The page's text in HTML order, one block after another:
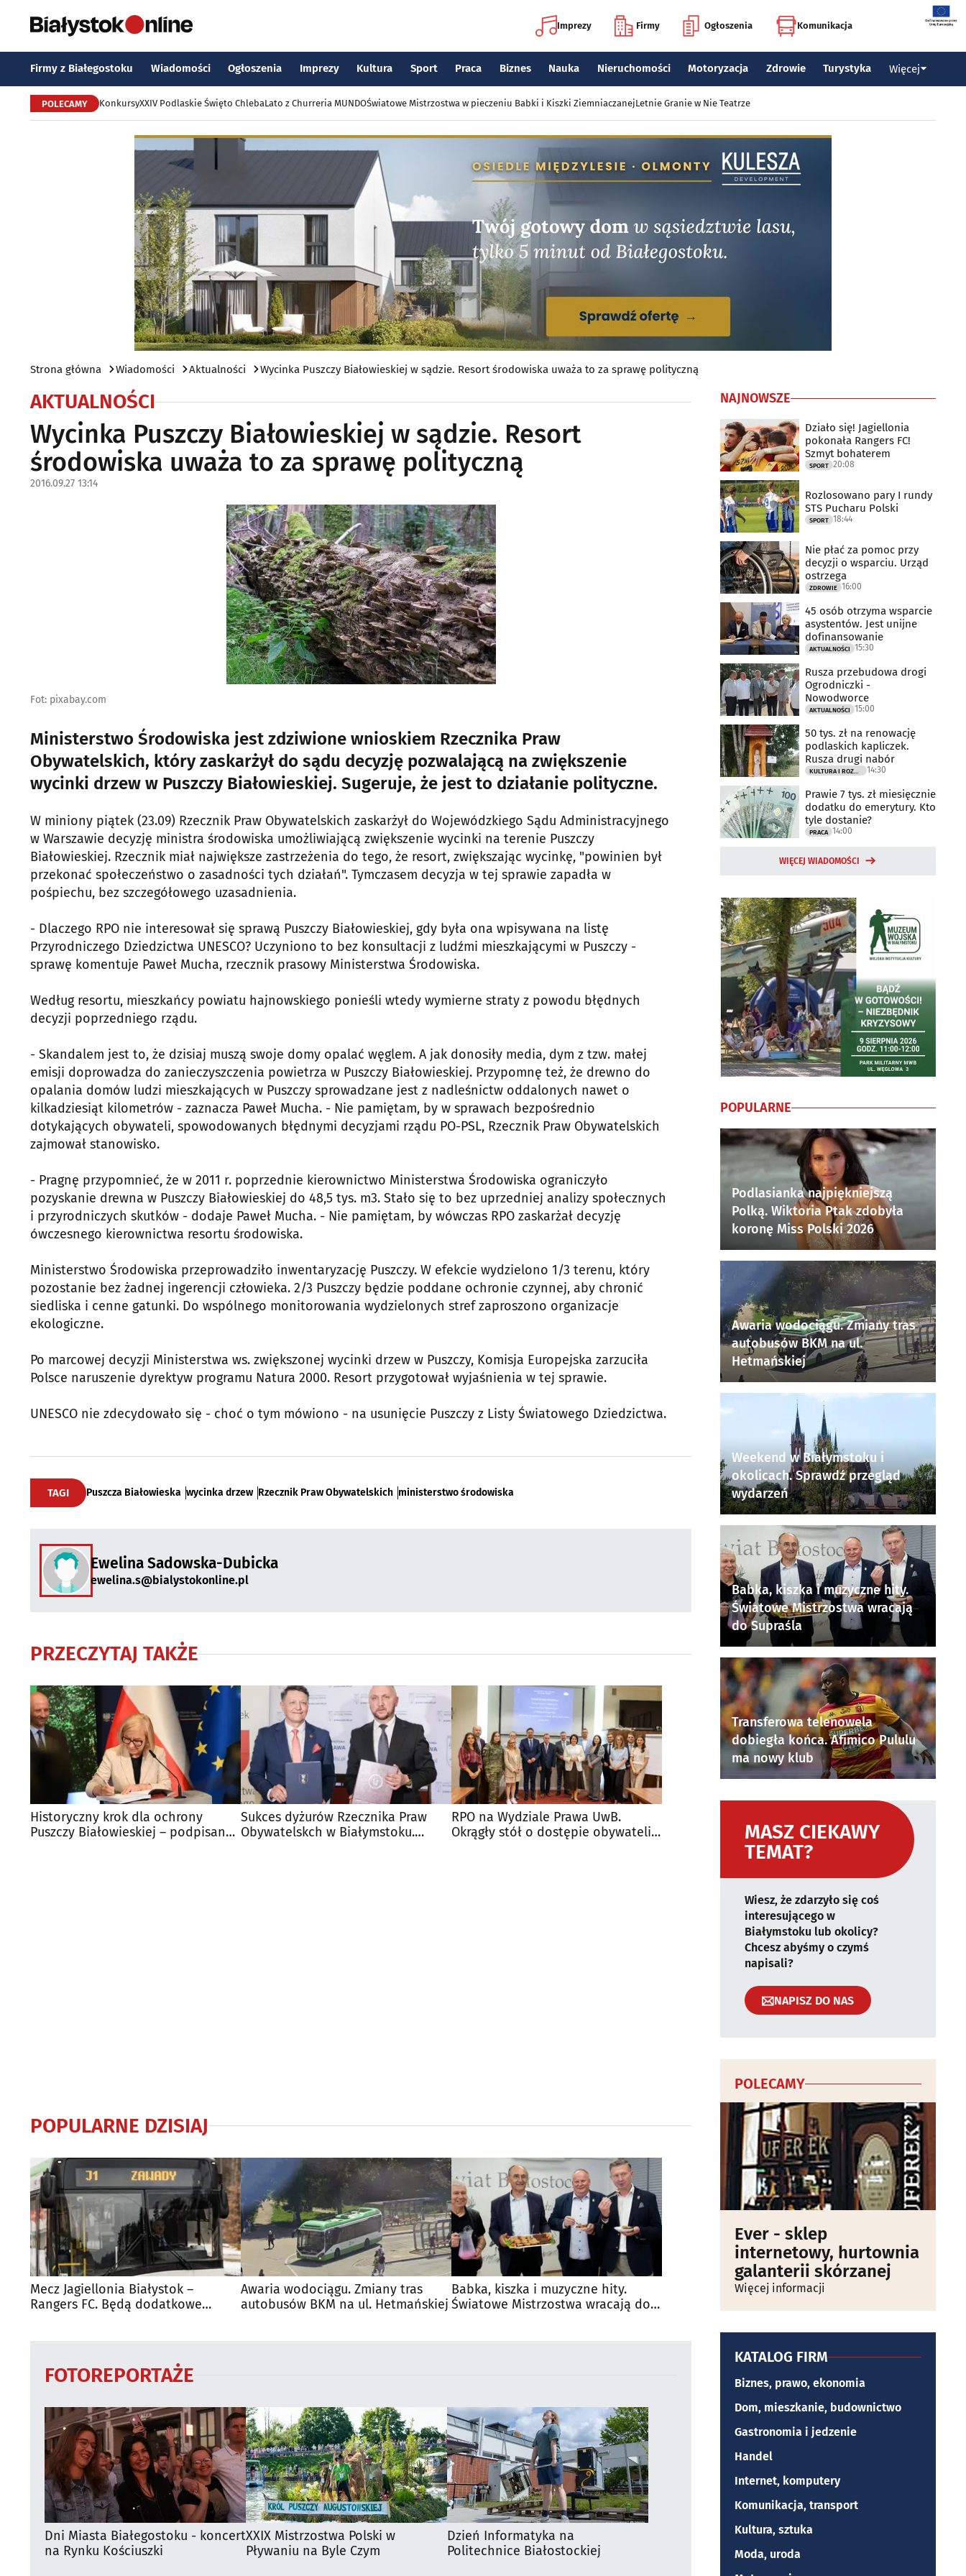
Imprezy Firmy Ogłoszenia Komunikacja
Firmy z Białegostoku Wiadomości Ogłoszenia Imprezy Kultura Sport Praca Biznes Nauka Nieruchomości Motoryzacja Zdrowie Turystyka Więcej
POLECAMY KonkursyXXIV Podlaskie Święto ChlebaLato z Churreria MUNDOŚwiatowe Mistrzostwa w pieczeniu Babki i Kiszki ZiemniaczanejLetnie Granie w Nie Teatrze
Strona główna Wiadomości Aktualności Wycinka Puszczy Białowieskiej w sądzie. Resort środowiska uważa to za sprawę polityczną
AKTUALNOŚCI
Wycinka Puszczy Białowieskiej w sądzie. Resort
środowiska uważa to za sprawę polityczną
2016.09.27 13:14
Fot: pixabay.com
Ministerstwo Środowiska jest zdziwione wnioskiem Rzecznika Praw
Obywatelskich, który zaskarżył do sądu decyzję pozwalającą na zwiększenie
wycinki drzew w Puszczy Białowieskiej. Sugeruje, że jest to działanie polityczne.
W miniony piątek (23.09) Rzecznik Praw Obywatelskich zaskarżył do Wojewódzkiego Sądu Administracyjnego
w Warszawie decyzję ministra środowiska umożliwiającą zwiększenie wycinki na terenie Puszczy
Białowieskiej. Rzecznik miał największe zastrzeżenia do tego, że resort, zwiększając wycinkę, "powinien był
przekonać społeczeństwo o zasadności tych działań". Tymczasem decyzja w tej sprawie zapadła w
pośpiechu, bez szczegółowego uzasadnienia.
- Dlaczego RPO nie interesował się sprawą Puszczy Białowieskiej, gdy była ona wpisywana na listę
Przyrodniczego Dziedzictwa UNESCO? Uczyniono to bez konsultacji z ludźmi mieszkającymi w Puszczy -
sprawę komentuje Paweł Mucha, rzecznik prasowy Ministerstwa Środowiska.
Według resortu, mieszkańcy powiatu hajnowskiego ponieśli wtedy wymierne straty z powodu błędnych
decyzji poprzedniego rządu.
- Skandalem jest to, że dzisiaj muszą swoje domy opalać węglem. A jak donosiły media, dym z tzw. małej
emisji doprowadza do zanieczyszczenia powietrza w Puszczy Białowieskiej. Przypomnę też, że drewno do
opalania domów ludzi mieszkających w Puszczy sprowadzane jest z nadleśnictw oddalonych nawet o
kilkadziesiąt kilometrów - zaznacza Paweł Mucha. - Nie pamiętam, by w sprawach bezpośrednio
dotykających obywateli, spowodowanych błędnymi decyzjami rządu PO-PSL, Rzecznik Praw Obywatelskich
zajmował stanowisko.
- Pragnę przypomnieć, że w 2011 r. poprzednie kierownictwo Ministerstwa Środowiska ograniczyło
pozyskanie drewna w Puszczy Białowieskiej do 48,5 tys. m3. Stało się to bez uprzedniej analizy społecznych
i przyrodniczych skutków - dodaje Paweł Mucha. - Nie pamiętam, by wówczas RPO zaskarżał decyzję
ówczesnego kierownictwa resortu środowiska.
Ministerstwo Środowiska przeprowadziło inwentaryzację Puszczy. W efekcie wydzielono 1/3 terenu, który
pozostanie bez żadnej ingerencji człowieka. 2/3 Puszczy będzie poddane ochronie czynnej, aby chronić
siedliska i cenne gatunki. Do wspólnego monitorowania wydzielonych stref zaproszono organizacje
ekologiczne.
Po marcowej decyzji Ministerstwa ws. zwiększonej wycinki drzew w Puszczy, Komisja Europejska zarzuciła
Polsce naruszenie dyrektyw programu Natura 2000. Resort przygotował wyjaśnienia w tej sprawie.
UNESCO nie zdecydowało się - choć o tym mówiono - na usunięcie Puszczy z Listy Światowego Dziedzictwa.
TAGI Puszcza Białowieska wycinka drzew Rzecznik Praw Obywatelskich ministerstwo środowiska
Ewelina Sadowska-Dubicka
ewelina.s@bialystokonline.pl
PRZECZYTAJ TAKŻE
Historyczny krok dla ochrony
Puszczy Białowieskiej – podpisano
Sukces dyżurów Rzecznika Praw
Obywatelskch w Białymstoku.
RPO na Wydziale Prawa UwB.
Okrągły stół o dostępie obywateli
POPULARNE DZISIAJ
Mecz Jagiellonia Białystok –
Rangers FC. Będą dodatkowe
Awaria wodociągu. Zmiany tras
autobusów BKM na ul. Hetmańskiej
Babka, kiszka i muzyczne hity.
Światowe Mistrzostwa wracają do
FOTOREPORTAŻE
Dni Miasta Białegostoku - koncert
na Rynku Kościuszki
XXIX Mistrzostwa Polski w
Pływaniu na Byle Czym
Dzień Informatyka na
Politechnice Białostockiej
NAJNOWSZE
Działo się! Jagiellonia
pokonała Rangers FC!
Szmyt bohaterem
SPORT 20:08
Rozlosowano pary I rundy
STS Pucharu Polski
SPORT 18:44
Nie płać za pomoc przy
decyzji o wsparciu. Urząd
ostrzega
ZDROWIE 16:00
45 osób otrzyma wsparcie
asystentów. Jest unijne
dofinansowanie
AKTUALNOŚCI 15:30
Rusza przebudowa drogi
Ogrodniczki -
Nowodworce
AKTUALNOŚCI 15:00
50 tys. zł na renowację
podlaskich kapliczek.
Rusza drugi nabór
14:30
Prawie 7 tys. zł miesięcznie
dodatku do emerytury. Kto
tyle dostanie?
PRACA 14:00
WIĘCEJ WIADOMOŚCI
POPULARNE
Podlasianka najpiękniejszą
Polką. Wiktoria Ptak zdobyła
koronę Miss Polski 2026
Awaria wodociągu. Zmiany tras
autobusów BKM na ul.
Hetmańskiej
Weekend w Białymstoku i
okolicach. Sprawdź przegląd
wydarzeń
Babka, kiszka i muzyczne hity.
Światowe Mistrzostwa wracają
do Supraśla
Transferowa telenowela
dobiegła końca. Afimico Pululu
ma nowy klub
MASZ CIEKAWY
TEMAT?
Wiesz, że zdarzyło się coś
interesującego w
Białymstoku lub okolicy?
Chcesz abyśmy o czymś
napisali?
NAPISZ DO NAS
POLECAMY
Ever - sklep
internetowy, hurtownia
galanterii skórzanej
Więcej informacji
KATALOG FIRM
Biznes, prawo, ekonomia
Dom, mieszkanie, budownictwo
Gastronomia i jedzenie
Handel
Internet, komputery
Komunikacja, transport
Kultura, sztuka
Moda, uroda